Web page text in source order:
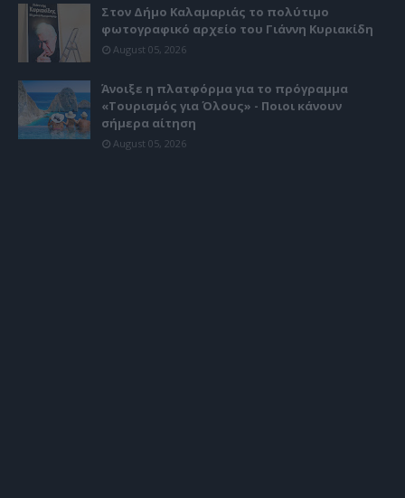
Στον Δήμο Καλαμαριάς το πολύτιμο
φωτογραφικό αρχείο του Γιάννη Κυριακίδη
August 05, 2026
Άνοιξε η πλατφόρμα για το πρόγραμμα
«Τουρισμός για Όλους» - Ποιοι κάνουν
σήμερα αίτηση
August 05, 2026